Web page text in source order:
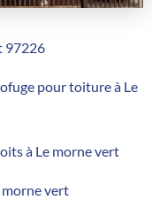
97226
pour toiture à Le
à Le morne vert
vert